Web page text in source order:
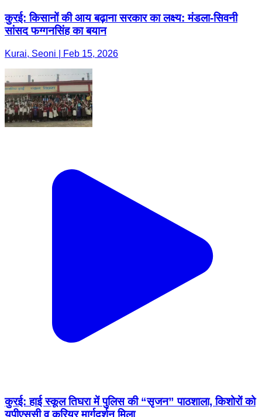
कुरई: किसानों की आय बढ़ाना सरकार का लक्ष्य: मंडला-सिवनी
सांसद फग्गनसिंह का बयान
Kurai, Seoni | Feb 15, 2026
कुरई: हाई स्कूल तिघरा में पुलिस की “सृजन” पाठशाला, किशोरों को
यूपीएससी व करियर मार्गदर्शन मिला